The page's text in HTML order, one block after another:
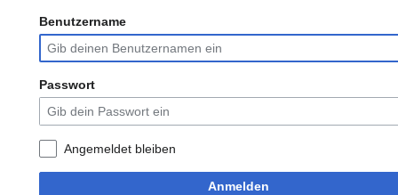
Benutzername
Passwort
Angemeldet bleiben
Anmelden